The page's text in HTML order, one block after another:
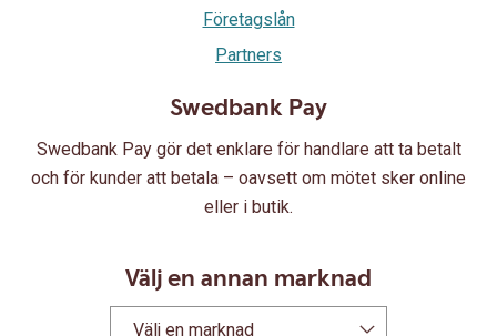
Swedbank Pay
Swedbank Pay gör det enklare för handlare att ta betalt
och för kunder att betala – oavsett om mötet sker online
eller i butik.
Välj en annan marknad
Välj en marknad
Företagslån
Partners